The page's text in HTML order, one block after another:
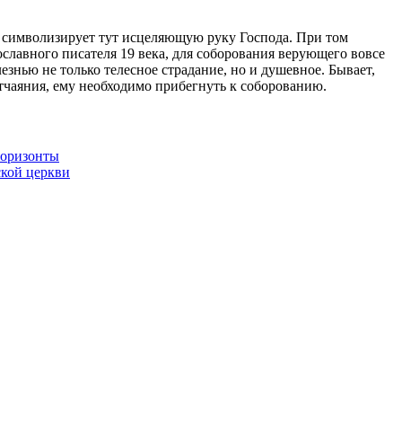
символизирует тут исцеляющую руку Господа. При том
писателя 19 века, для соборования верующего вовсе
не только телесное страдание, но и душевное. Бывает,
ему необходимо прибегнуть к соборованию.
церкви